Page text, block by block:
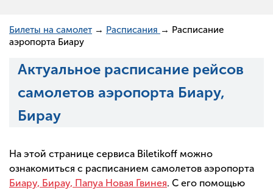
Билеты на самолет → Расписания → Расписание
аэропорта Биару
Актуальное расписание рейсов
самолетов аэропорта Биару,
Бирау
На этой странице сервиса Biletikoff можно
ознакомиться с расписанием самолетов аэропорта
Биару, Бирау, Папуа Новая Гвинея. С его помощью